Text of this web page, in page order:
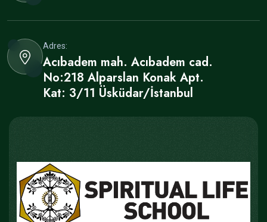
Adres:
Acıbadem mah. Acıbadem cad.
No:218 Alparslan Konak Apt.
Kat: 3/11 Üsküdar/İstanbul